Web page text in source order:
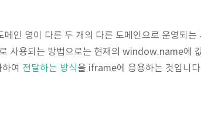
인 명이 다른 두 개의 다른 도메인으로 운영되는
사용되는 방법으로는 현재의 window.name에
여 전달하는 방식을 iframe에 응용하는 것입니